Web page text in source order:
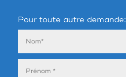
Pour toute autre demande: